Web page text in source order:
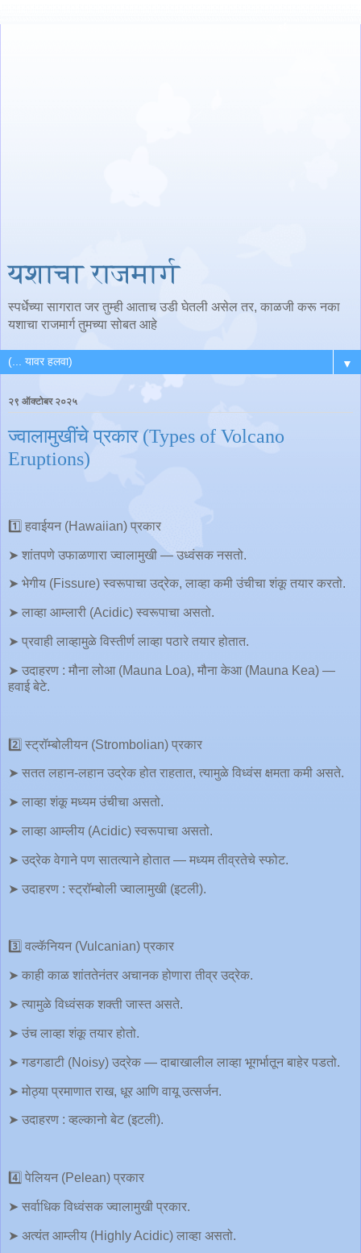
यशाचा राजमार्ग
स्पर्धेच्या सागरात जर तुम्ही आताच उडी घेतली असेल तर, काळजी करू नका
यशाचा राजमार्ग तुमच्या सोबत आहे
▼
२९ ऑक्टोबर २०२५
ज्वालामुखींचे प्रकार (Types of Volcano
Eruptions)
1️⃣ हवाईयन (Hawaiian) प्रकार
➤ शांतपणे उफाळणारा ज्वालामुखी — उध्वंसक नसतो.
➤ भेगीय (Fissure) स्वरूपाचा उद्रेक, लाव्हा कमी उंचीचा शंकू तयार करतो.
➤ लाव्हा आम्लारी (Acidic) स्वरूपाचा असतो.
➤ प्रवाही लाव्हामुळे विस्तीर्ण लाव्हा पठारे तयार होतात.
➤ उदाहरण : मौना लोआ (Mauna Loa), मौना केआ (Mauna Kea) —
हवाई बेटे.
2️⃣ स्ट्रॉम्बोलीयन (Strombolian) प्रकार
➤ सतत लहान-लहान उद्रेक होत राहतात, त्यामुळे विध्वंस क्षमता कमी असते.
➤ लाव्हा शंकू मध्यम उंचीचा असतो.
➤ लाव्हा आम्लीय (Acidic) स्वरूपाचा असतो.
➤ उद्रेक वेगाने पण सातत्याने होतात — मध्यम तीव्रतेचे स्फोट.
➤ उदाहरण : स्ट्रॉम्बोली ज्वालामुखी (इटली).
3️⃣ वल्कॅनियन (Vulcanian) प्रकार
➤ काही काळ शांततेनंतर अचानक होणारा तीव्र उद्रेक.
➤ त्यामुळे विध्वंसक शक्ती जास्त असते.
➤ उंच लाव्हा शंकू तयार होतो.
➤ गडगडाटी (Noisy) उद्रेक — दाबाखालील लाव्हा भूगर्भातून बाहेर पडतो.
➤ मोठ्या प्रमाणात राख, धूर आणि वायू उत्सर्जन.
➤ उदाहरण : व्हल्कानो बेट (इटली).
4️⃣ पेलियन (Pelean) प्रकार
➤ सर्वाधिक विध्वंसक ज्वालामुखी प्रकार.
➤ अत्यंत आम्लीय (Highly Acidic) लाव्हा असतो.